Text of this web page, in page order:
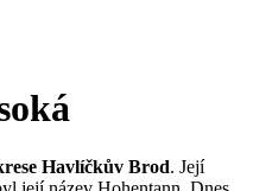
Havlíčkův Brod. Její